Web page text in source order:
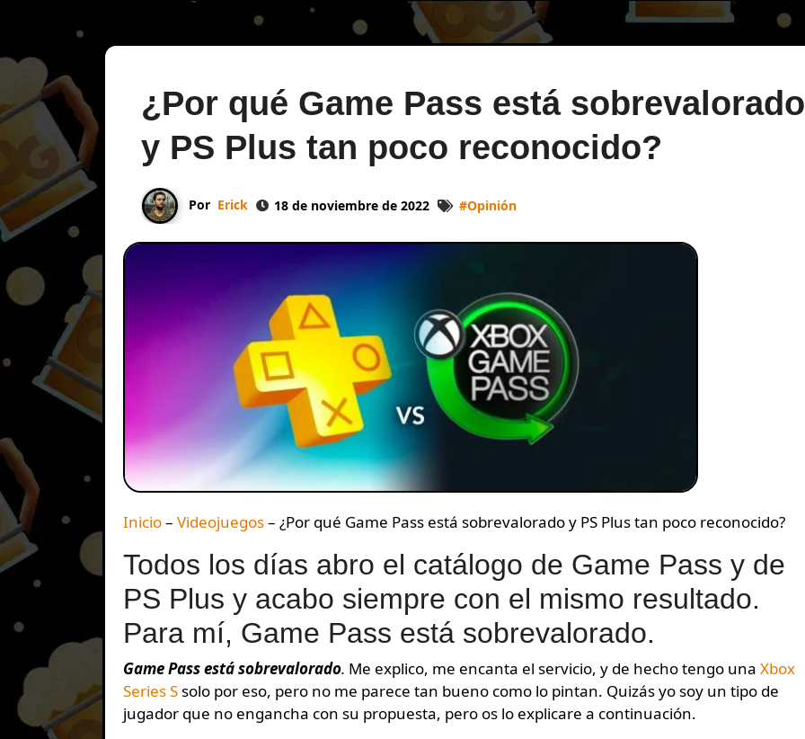
¿Por qué Game Pass está sobrevalorado
y PS Plus tan poco reconocido?
Por Erick 18 de noviembre de 2022 #Opinión
Inicio– Videojuegos– ¿Por qué Game Pass está sobrevalorado y PS Plus tan poco reconocido?
Todos los días abro el catálogo de Game Pass y de
PS Plus y acabo siempre con el mismo resultado.
Para mí, Game Pass está sobrevalorado.
Game Pass está sobrevalorado. Me explico, me encanta el servicio, y de hecho tengo una Xbox
Series Ssolo por eso, pero no me parece tan bueno como lo pintan. Quizás yo soy un tipo de
jugador que no engancha con su propuesta, pero os lo explicare a continuación.